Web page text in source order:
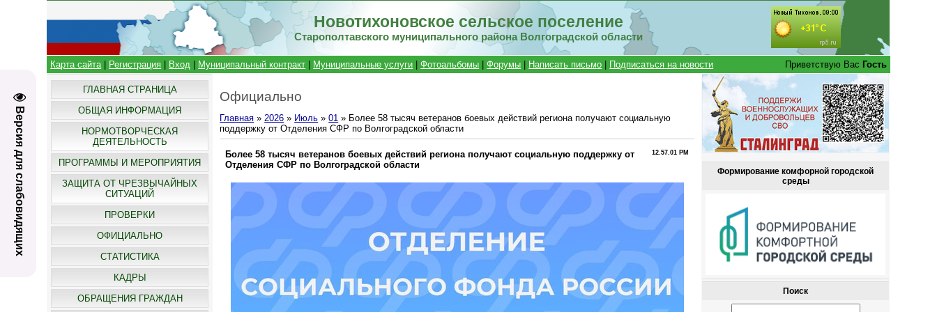
Версия для слабовидящих
Новотихоновское сельское поселение
Старополтавского муниципального района Волгоградской области
Карта сайта| Регистрация Вход Муниципальный контракт Муниципальные услуги |Фотоальбомы |Форумы Написать письмо Подписаться на новости Приветствую Вас Гость
ГЛАВНАЯ СТРАНИЦА
ОБЩАЯ ИНФОРМАЦИЯ
НОРМОТВОРЧЕСКАЯ
ДЕЯТЕЛЬНОСТЬ
ПРОГРАММЫ И МЕРОПРИЯТИЯ
ЗАЩИТА ОТ ЧРЕЗВЫЧАЙНЫХ
СИТУАЦИЙ
ПРОВЕРКИ
ОФИЦИАЛЬНО
СТАТИСТИКА
КАДРЫ
ОБРАЩЕНИЯ ГРАЖДАН
Официально
Главная »2026 » Июль » 01 » Более 58 тысяч ветеранов боевых действий региона получают социальную
поддержку от Отделения СФР по Волгоградской области
12.57.01 PM
Более 58 тысяч ветеранов боевых действий региона получают социальную поддержку от
Отделения СФР по Волгоградской области
Формирование комфорной городской
среды
Поиск